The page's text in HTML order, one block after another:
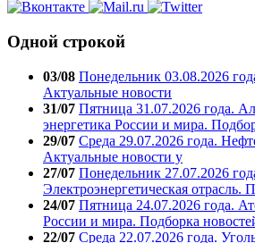
Одной строкой
03/08 Понедельник 03.08.2026
Актуальные новости
31/07 Пятница 31.07.2026 года.
энергетика России и мира.
29/07 Среда 29.07.2026 года.
Актуальные новости у
27/07 Понедельник 27.07.2026
Электроэнергетическая отрасль.
24/07 Пятница 24.07.2026 года.
России и мира. Подборка
22/07 Среда 22.07.2026 года.